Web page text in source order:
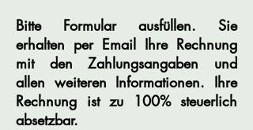
Bitte Formular ausfüllen. Sie
erhalten per Email Ihre Rechnung
mit den Zahlungsangaben und
allen weiteren Informationen. Ihre
Rechnung ist zu 100% steuerlich
absetzbar.